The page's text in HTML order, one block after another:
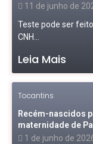
11 de junho de
Teste pode ser
CNH...
Leia Mais
Tocantins
Recém-nascidos
maternidade de
1 de junho de